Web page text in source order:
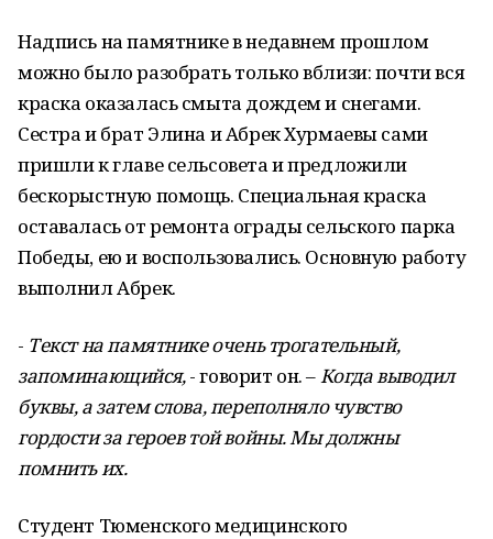
Надпись на памятнике в недавнем прошлом
можно было разобрать только вблизи: почти вся
краска оказалась смыта дождем и снегами.
Сестра и брат Элина и Абрек Хурмаевы сами
пришли к главе сельсовета и предложили
бескорыстную помощь. Специальная краска
оставалась от ремонта ограды сельского парка
Победы, ею и воспользовались. Основную работу
выполнил Абрек.
- Текст на памятнике очень трогательный,
запоминающийся,- говорит он. –Когда выводил
буквы, а затем слова, переполняло чувство
гордости за героев той войны.Мы должны
помнить их.
Студент Тюменского медицинского